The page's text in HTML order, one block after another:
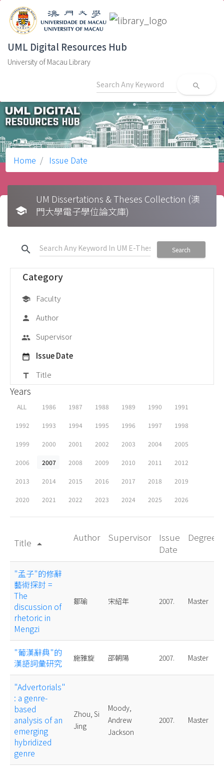
UML Digital Resources Hub
University of Macau Library
search
Home Issue Date
school
UM Dissertations & Theses Collection (澳
門大學電子學位論文庫)
search Search
Category
school Faculty
person Author
group Supervisor
date_range Issue Date
title Title
Years
ALL 1986 1987 1988 1989 1990 1991
1992 1993 1994 1995 1996 1997 1998
1999 2000 2001 2002 2003 2004 2005
2006 2007 2008 2009 2010 2011 2012
2013 2014 2015 2016 2017 2018 2019
2020 2021 2022 2023 2024 2025 2026
Title arrow_drop_up
Author Supervisor
Issue
Date
Degree
"孟子"的修辭
藝術探討 =
The
discussion of
rhetoric in
Mengzi
鄒瑜 宋紹年 2007. Master
"葡漢辭典"的
漢語詞彙研究
施雅旋 邵朝陽 2007. Master
"Advertorials"
: a genre-
based
analysis of an
emerging
hybridized
genre
Zhou, Si
Jing
Moody,
Andrew
Jackson
2007. Master